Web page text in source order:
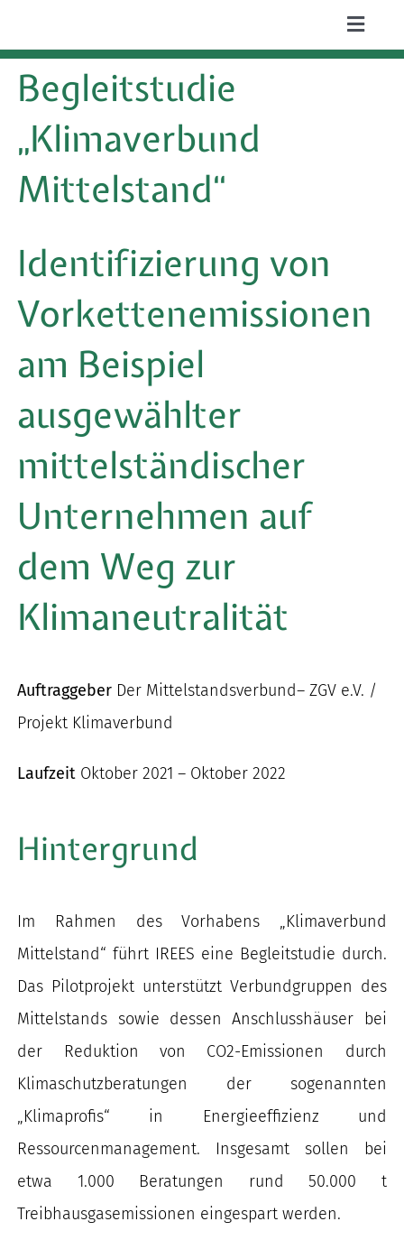
Inhalt
springen
Toggle
PROJEKTE
PUBLIKATIONEN
Suche
nach:
Begleitstudie
„Klimaverbund
Mittelstand“
Identifizierung von
Vorkettenemissionen
am Beispiel
ausgewählter
mittelständischer
Unternehmen auf
dem Weg zur
Klimaneutralität
Auftraggeber Der Mittelstandsverbund– ZGV e.V. /
Projekt Klimaverbund
Laufzeit Oktober 2021 – Oktober 2022
Hintergrund
Im Rahmen des Vorhabens „Klimaverbund
Mittelstand“ führt IREES eine Begleitstudie durch.
Das Pilotprojekt unterstützt Verbundgruppen des
Mittelstands sowie dessen Anschlusshäuser bei
der Reduktion von CO2-Emissionen durch
Klimaschutzberatungen der sogenannten
„Klimaprofis“ in Energieeffizienz und
Ressourcenmanagement. Insgesamt sollen bei
etwa 1.000 Beratungen rund 50.000 t
Treibhausgasemissionen eingespart werden.